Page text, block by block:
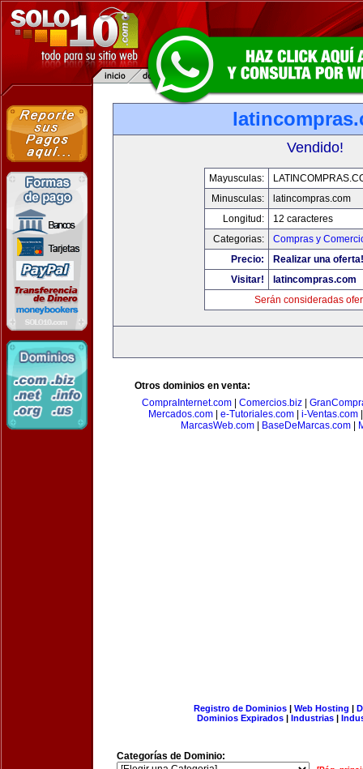
Vendido!
Mayusculas:
Minusculas:
latincompras.com
Longitud:
12 caracteres
Categorias:
Compras y
Precio:
Realizar una oferta!
Visitar!
latincompras.com
Serán consideradas
Otros dominios en venta:
CompraInternet.com| Comercios.biz|
Mercados.com
e-Tutoriales.com i-Ventas.com
MarcasWeb.com
BaseDeMarcas.com
Registro de Dominios| Web Hosting |
Dominios Expirados | Industrias |
Categorías de Dominio: